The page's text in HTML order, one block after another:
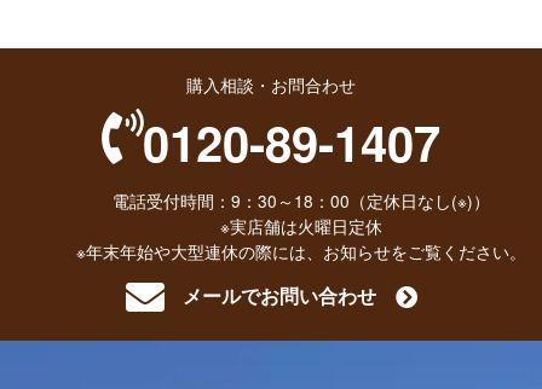
購入相談・お問合わせ
0120-89-1407
電話受付時間：9：30～18：00（定休日なし(※)）
※実店舗は火曜日定休
※年末年始や大型連休の際には、お知らせをご覧ください。
メールでお問い合わせ